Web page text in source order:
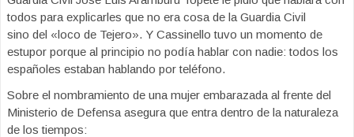
todos para explicarles que no era cosa de la Guardia Civil
sino del «loco de Tejero». Y Cassinello tuvo un momento de
estupor porque al principio no podía hablar con nadie: todos los
españoles estaban hablando por teléfono.
Sobre el nombramiento de una mujer embarazada al frente del
Ministerio de Defensa asegura que entra dentro de la naturaleza
de los tiempos: